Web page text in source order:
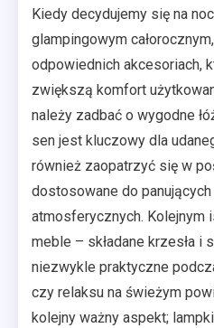
Kiedy decydujemy się na
glampingowym
odpowiednich akcesoriach,
zwiększą komfort
należy zadbać o wygodne
sen jest kluczowy dla
również zaopatrzyć się w
dostosowane do
atmosferycznych. Kolejnym
meble – składane krzesła i
niezwykle praktyczne
czy relaksu na świeżym
kolejny ważny aspekt;